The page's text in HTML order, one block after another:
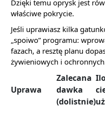
Dzięki temu oprysk jest
właściwe pokrycie.
Jeśli uprawiasz kilka
„spoiwo” programu:
fazach, a resztę planu
żywieniowych i
Uprawa
Zalecana
dawka
(dolistnie)